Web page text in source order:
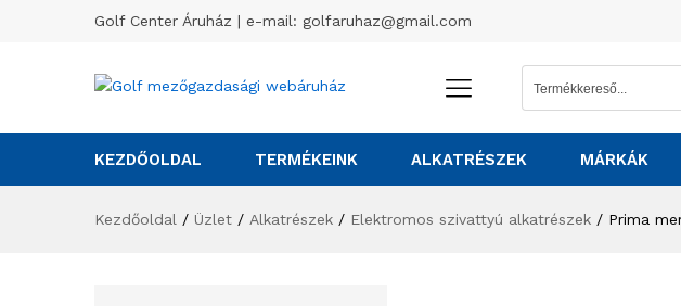
Golf Center Áruház | e-mail: golfaruhaz@gmail.com
KEZDŐOLDAL TERMÉKEINK ALKATRÉSZEK MÁRKÁK
Kezdőoldal / Üzlet / Alkatrészek / Elektromos szivattyú alkatrészek / Prima